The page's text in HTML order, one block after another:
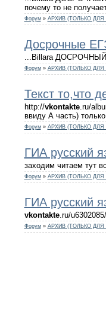
почему то не
Форум » АРХИВ (ТОЛЬКО ДЛЯ
Досрочные
...Billara
Форум » АРХИВ (ТОЛЬКО ДЛЯ
Текст то,что
http://vkontakte.ru/
ввиду А часть) только
Форум » АРХИВ (ТОЛЬКО ДЛЯ
ГИА русский
заходим читаем тут
Форум » АРХИВ (ТОЛЬКО ДЛЯ
ГИА русский
vkontakte.ru/
Форум » АРХИВ (ТОЛЬКО ДЛЯ